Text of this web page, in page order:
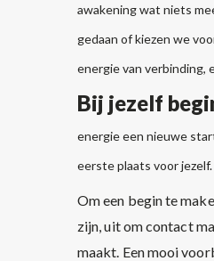
awakening wat niets
gedaan of kiezen we
energie van verbinding,
Bij jezelf
energie een nieuwe
eerste plaats voor
Om een begin te
zijn, uit om contact
maakt. Een mooi